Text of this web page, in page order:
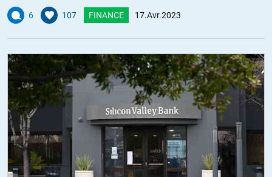
6 107 FINANCE 17.Avr.2023